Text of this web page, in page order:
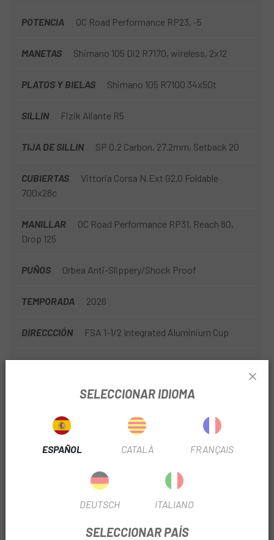
POTENCIA OC Road Performance RP23, -5
MANETAS Shimano 105 Di2 R7170, wireless, 2x12
PLATOS Y BIELAS Shimano 105 R7100 34x50t
SILLIN Fizik Aliante R5
TIJA DE SILLIN SP 0.2 Carbon, 27.2mm, Setback 20
CUBIERTAS
Vittoria Corsa N.Ext G2.0 Foldable
700x28c
MANILLAR
OC Road Performance RP31, Reach 80,
Drop 125
PUÑOS Orbea Anti-Slippery/Shock Proof
TEMPORADA 2026
DIRECCCIÓN FSA 1-1/2 Integrated Aluminium Cup
MATERIAL Carbono
MODALIDAD CARRETERA Rendimiento
Disco
DIÁMETRO 700
12V
SELECCIONAR IDIOMA
ESPAÑOL CATALÀ FRANÇAIS
DEUTSCH ITALIANO
SELECCIONAR PAÍS